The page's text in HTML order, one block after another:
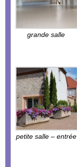
grande salle
petite salle – entrée